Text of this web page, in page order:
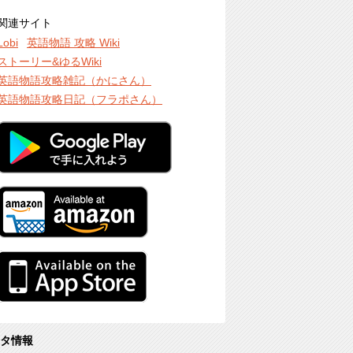
連サイト
英語物語 攻略 Wiki
トーリー&ゆるWiki
語物語攻略雑記（かにさん）
語物語攻略日記（フラポさん）
情報